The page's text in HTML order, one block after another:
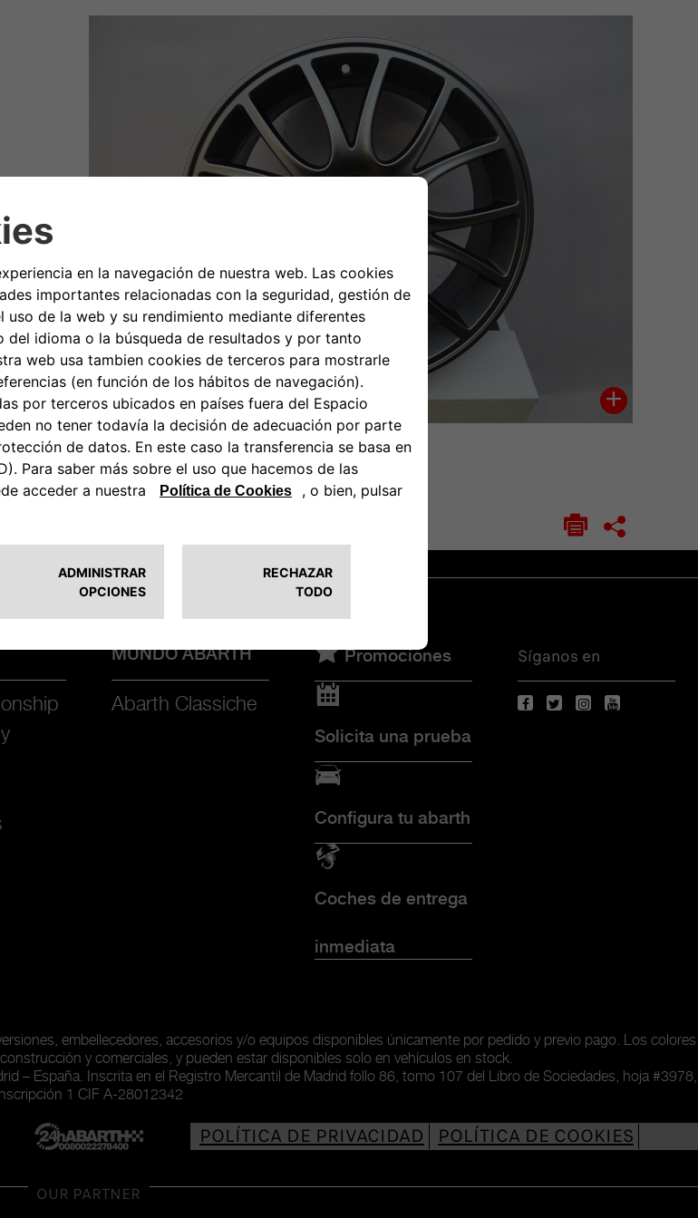
MUNDO ABARTH
Abarth Classiche
Promociones
Solicita una prueba
Configura tu abarth
Coches de entrega
inmediata
Síganos en
embellecedores, accesorios y/o equipos disponibles únicamente por pedido y previo pago. Los colores
y comerciales, y pueden estar disponibles solo en vehículos en stock.
– España. Inscrita en el Registro Mercantil de Madrid follo 86, tomo 107 del Libro de Sociedades, hoja #3978,
Inscripción 1 CIF A-28012342
POLÍTICA DE PRIVACIDAD
POLÍTICA DE COOKIES
OUR PARTNER